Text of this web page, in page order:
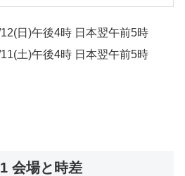
日)午後4時 日本翌午前5時
土)午後4時 日本翌午前5時
会場と時差